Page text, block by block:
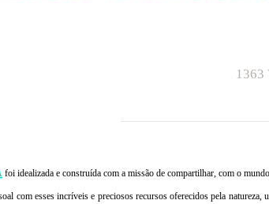
1363
foi idealizada e construída com a missão de compartilhar, com o
com esses incríveis e preciosos recursos oferecidos pela